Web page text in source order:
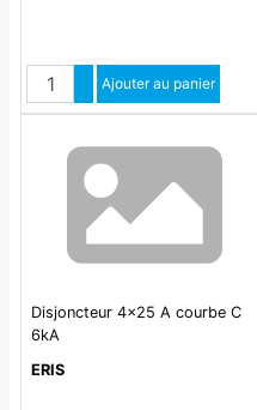
QuantitéAugmenter quantité
Diminuer quantité
Ajouter au panier
Disjoncteur 4x25 A courbe C
6kA
ERIS